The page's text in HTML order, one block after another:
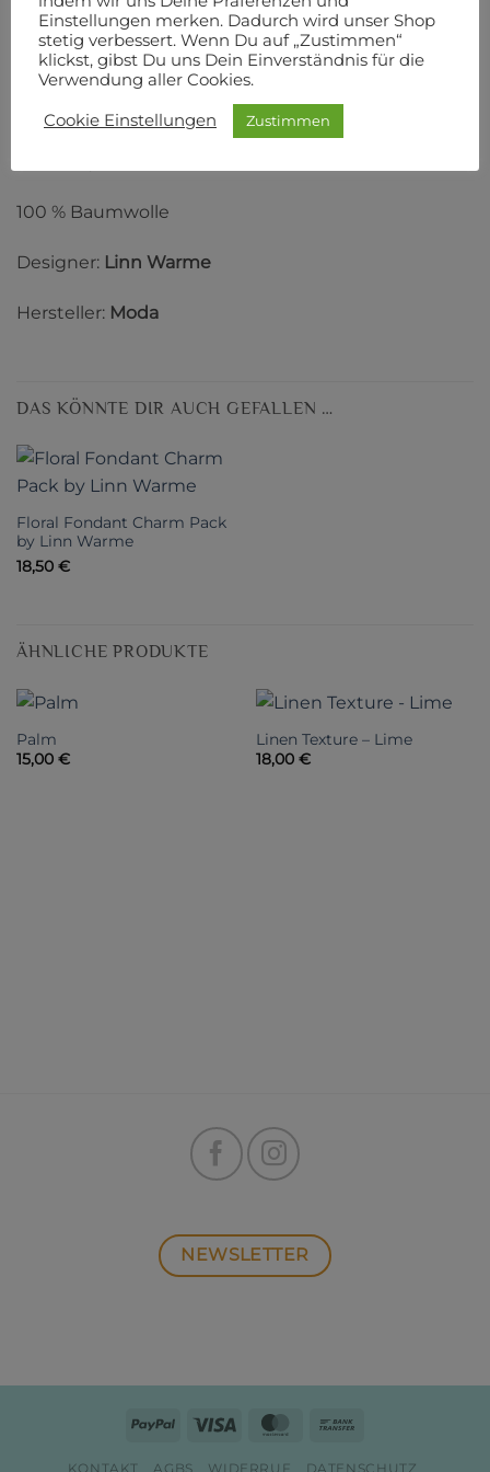
PRODUKTSICHERHEIT
Diese Jelly Roll beinhaltet 40 Streifen à 2,5 Inch
Breite und 110 cm Länge.
100 % Baumwolle
Designer: Linn Warme
Hersteller: Moda
DAS KÖNNTE DIR AUCH GEFALLEN …
Floral Fondant Charm Pack
by Linn Warme
18,50 €
ÄHNLICHE PRODUKTE
Palm
15,00 €
Linen Texture – Lime
18,00 €
NEWSLETTER
PayPal Visa MasterCard
KONTAKT AGBS WIDERRUF DATENSCHUTZ
Einstellungen merken. Dadurch wird unser Shop
stetig verbessert. Wenn Du auf „Zustimmen“
klickst, gibst Du uns Dein Einverständnis für die
Verwendung aller Cookies.
Cookie Einstellungen Zustimmen